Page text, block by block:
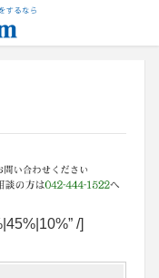
/]